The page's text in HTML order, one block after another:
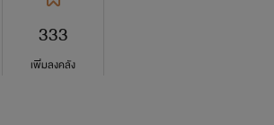
333
เพิ่มลงคลัง